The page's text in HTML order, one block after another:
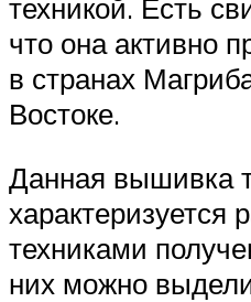
техникой. Есть
что она активно
в странах
Востоке.
Данная вышивка
характеризуется
техниками
них можно